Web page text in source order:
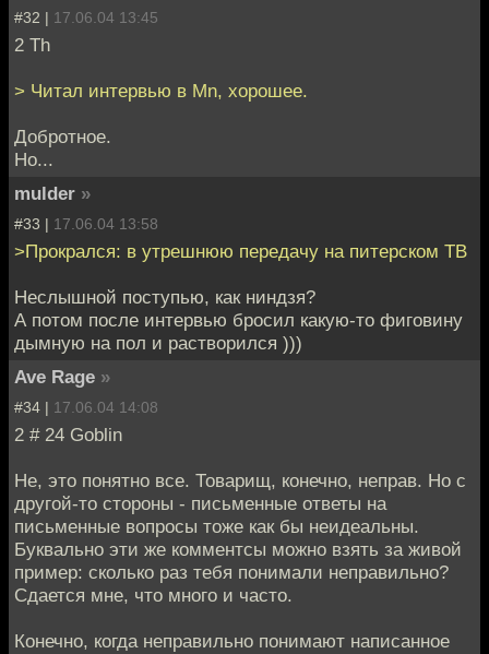
#32 | 17.06.04 13:45
2 Th
> Читал интервью в Mn, хорошее.
Добротное.
Но...
mulder »
#33 | 17.06.04 13:58
>Прокрался: в утрешнюю передачу на питерском ТВ
Неслышной поступью, как ниндзя?
А потом после интервью бросил какую-то фиговину
дымную на пол и растворился )))
Ave Rage »
#34 | 17.06.04 14:08
2 # 24 Goblin
Не, это понятно все. Товарищ, конечно, неправ. Но с
другой-то стороны - письменные ответы на
письменные вопросы тоже как бы неидеальны.
Буквально эти же комментсы можно взять за живой
пример: сколько раз тебя понимали неправильно?
Сдается мне, что много и часто.
Конечно, когда неправильно понимают написанное